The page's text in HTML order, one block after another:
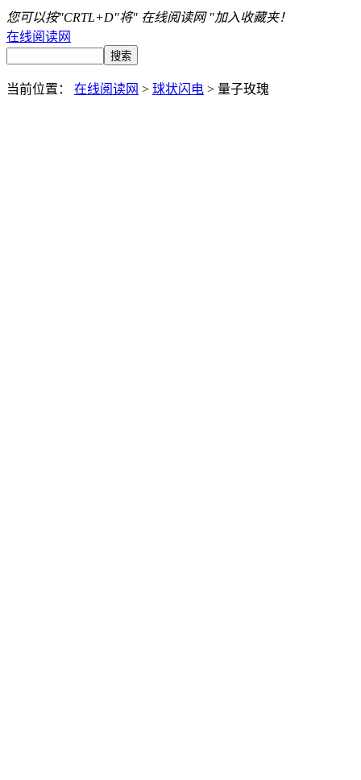
您可以按"CRTL+D"将" 在线阅读网 "加入收藏夹！
在线阅读网
当前位置： 在线阅读网 > 球状闪电 > 量子玫瑰